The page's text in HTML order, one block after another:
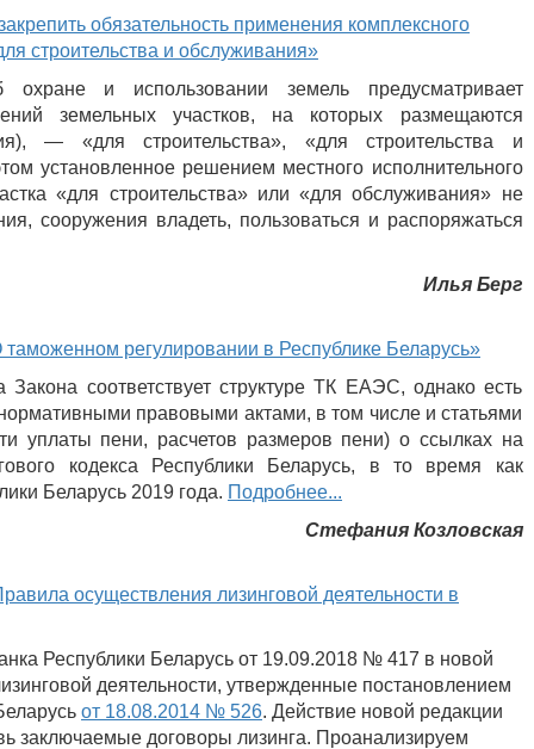
обязательность применения комплексного
строительства и обслуживания»
и использовании земель предусматривает
земельных участков, на которых размещаются
— «для строительства», «для строительства и
установленное решением местного исполнительного
«для строительства» или «для обслуживания» не
сооружения владеть, пользоваться и распоряжаться
Илья Берг
регулировании в Республике Беларусь»
Закона соответствует структуре ТК ЕАЭС, однако есть
правовыми актами, в том числе и статьями
уплаты пени, расчетов размеров пени) о ссылках на
кодекса Республики Беларусь, в то время как
Беларусь 2019 года. Подробнее...
Стефания Козловская
осуществления лизинговой деятельности в
Республики Беларусь от 19.09.2018 № 417 в новой
деятельности, утвержденные постановлением
от 18.08.2014 № 526. Действие новой редакции
заключаемые договоры лизинга. Проанализируем